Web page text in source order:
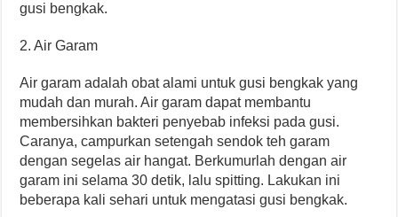
gusi bengkak.
2. Air Garam
Air garam adalah obat alami untuk gusi bengkak yang
mudah dan murah. Air garam dapat membantu
membersihkan bakteri penyebab infeksi pada gusi.
Caranya, campurkan setengah sendok teh garam
dengan segelas air hangat. Berkumurlah dengan air
garam ini selama 30 detik, lalu spitting. Lakukan ini
beberapa kali sehari untuk mengatasi gusi bengkak.